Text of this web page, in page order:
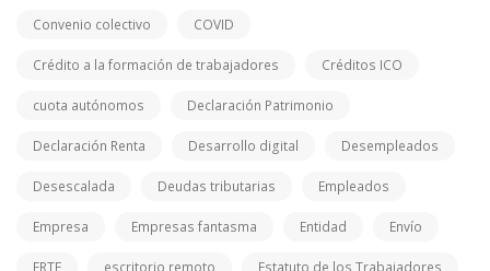
Convenio colectivo COVID
Crédito a la formación de trabajadores Créditos ICO
cuota autónomos Declaración Patrimonio
Declaración Renta Desarrollo digital Desempleados
Desescalada Deudas tributarias Empleados
Empresa Empresas fantasma Entidad Envío
ERTE escritorio remoto Estatuto de los Trabajadores